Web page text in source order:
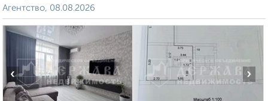
Агентство, 08.08.2026
‹ ›